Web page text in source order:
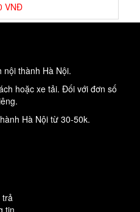
VNĐ
nội thành Hà Nội.
hoặc xe tải. Đối với đơn số
Hà Nội từ 30-50k.
trả